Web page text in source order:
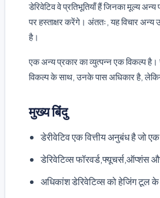
डेरिवेटिव वे प्रतिभूतियाँ हैं जिनका मूल्य
पर हस्ताक्षर करेंगे। अंततः, यह विचार
है।
एक अन्य प्रकार का व्युत्पन्न एक विकल्प है।
विकल्प के साथ, उनके पास अधिकार है,
मुख्य बिंदु
डेरीवेटिव एक वित्तीय अनुबंध है जो
डेरिवेटिव्स फॉरवर्ड,फ्यूचर्स,ऑप्शंस
अधिकांश डेरिवेटिव्स को हेजिंग टूल के